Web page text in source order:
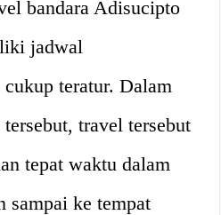
bandara Adisucipto
jadwal
teratur. Dalam
travel tersebut
tepat waktu dalam
sampai ke tempat